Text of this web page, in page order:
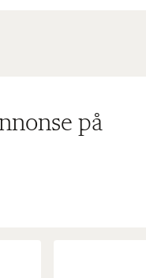
på